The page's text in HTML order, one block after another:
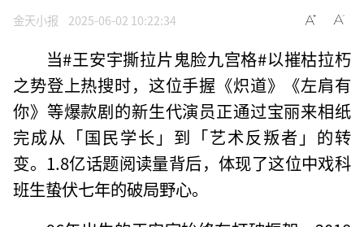
金天小报 2025-06-02 10:22:34
当#王安宇撕拉片鬼脸九宫格#以摧枯拉朽
之势登上热搜时，这位手握《炽道》《左肩有
你》等爆款剧的新生代演员正通过宝丽来相纸
完成从「国民学长」到「艺术反叛者」的转
变。1.8亿话题阅读量背后，体现了这位中戏科
班生蛰伏七年的破局野心。